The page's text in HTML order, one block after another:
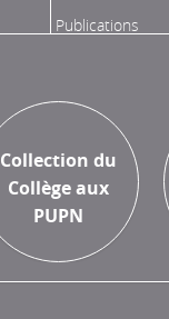
Publications
Collection du
Collège aux
PUPN
Aux Presses
Universitaires
Paris Nanterre